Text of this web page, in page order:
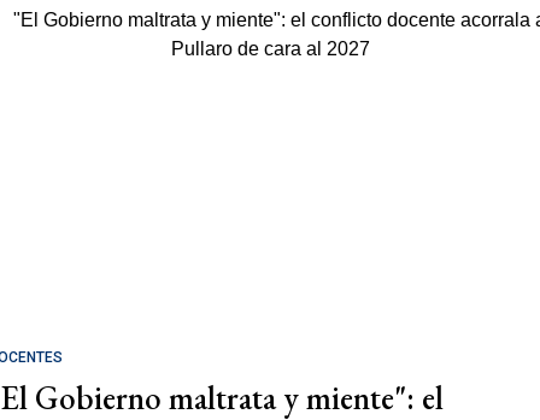
Gobierno maltrata y miente": el